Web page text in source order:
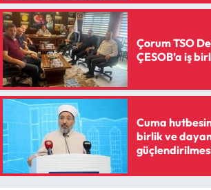
Çorum TSO
ÇESOB’a iş
Cuma
birlik ve
güçlendirilmesi